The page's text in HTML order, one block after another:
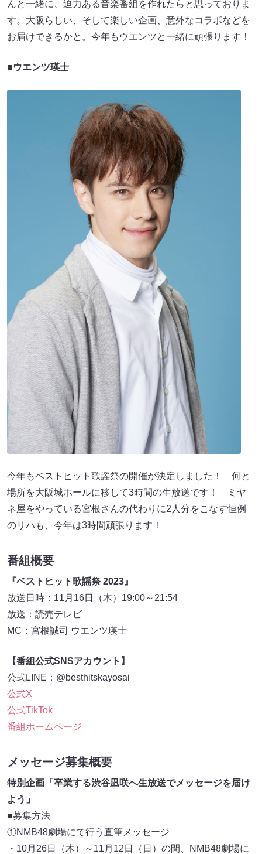
んと一緒に、迫力ある音楽番組を作れたらと思っておりま
す。大阪らしい、そして楽しい企画、意外なコラボなどを
お届けできるかと。今年もウエンツと一緒に頑張ります！
■ウエンツ瑛士
今年もベストヒット歌謡祭の開催が決定しました！ 何と
場所を大阪城ホールに移して3時間の生放送です！ ミヤ
ネ屋をやっている宮根さんの代わりに2人分をこなす恒例
のリハも、今年は3時間頑張ります！
番組概要
『ベストヒット歌謡祭 2023』
放送日時：11月16日（木）19:00～21:54
放送：読売テレビ
MC：宮根誠司 ウエンツ瑛士
【番組公式SNSアカウント】
公式LINE：@besthitskayosai
公式X
公式TikTok
番組ホームページ
メッセージ募集概要
特別企画「卒業する渋谷凪咲へ生放送でメッセージを届け
よう」
■募集方法
①NMB48劇場にて行う直筆メッセージ
・10月26日（木）～11月12日（日）の間、NMB48劇場に